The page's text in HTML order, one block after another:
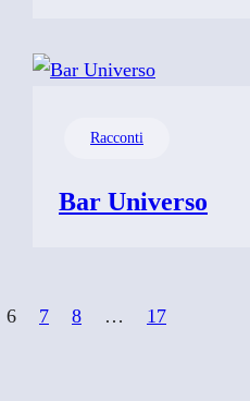
Racconti
Bar Universo
6 7 8 … 17